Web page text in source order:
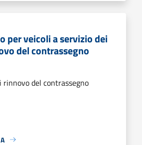
per veicoli a servizio dei
del contrassegno
rinnovo del contrassegno